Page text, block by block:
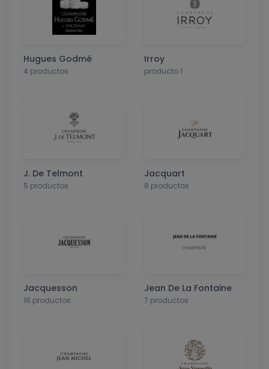
Hugues Godmé
4 productos
Irroy
producto 1
J. De Telmont
5 productos
Jacquart
8 productos
Jacquesson
16 productos
Jean De La Fontaine
7 productos